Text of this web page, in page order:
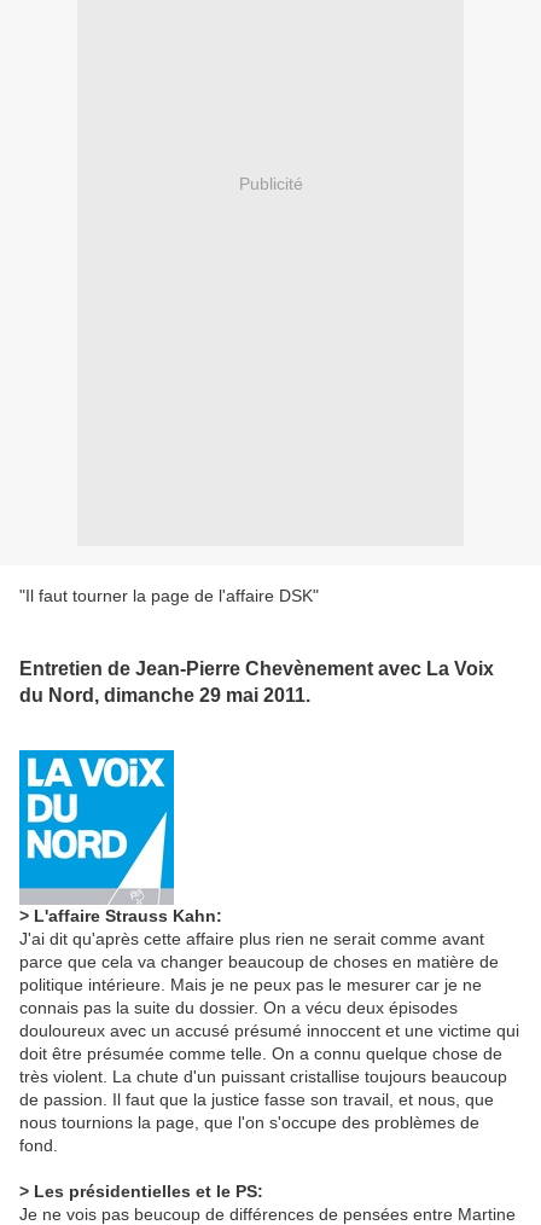
Publicité
"Il faut tourner la page de l'affaire DSK"
Entretien de Jean-Pierre Chevènement avec La Voix
du Nord, dimanche 29 mai 2011.
> L'affaire Strauss Kahn:
J'ai dit qu'après cette affaire plus rien ne serait comme avant
parce que cela va changer beaucoup de choses en matière de
politique intérieure. Mais je ne peux pas le mesurer car je ne
connais pas la suite du dossier. On a vécu deux épisodes
douloureux avec un accusé présumé innoccent et une victime qui
doit être présumée comme telle. On a connu quelque chose de
très violent. La chute d'un puissant cristallise toujours beaucoup
de passion. Il faut que la justice fasse son travail, et nous, que
nous tournions la page, que l'on s'occupe des problèmes de
fond.
> Les présidentielles et le PS:
Je ne vois pas beucoup de différences de pensées entre Martine